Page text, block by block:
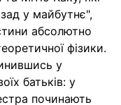
у майбутнє",
абсолютно
фізики.
у
батьків: у
починають